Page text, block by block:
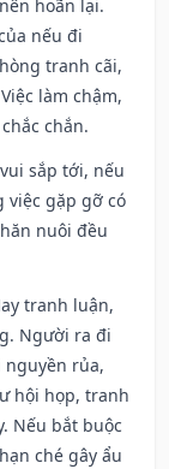
hoãn lại.
nếu đi
tranh cãi,
làm chậm,
chắn.
sắp tới, nếu
việc gặp gỡ có
nuôi đều
tranh luận,
Người ra đi
rủa,
hội họp, tranh
Nếu bắt buộc
ché gây ẩu